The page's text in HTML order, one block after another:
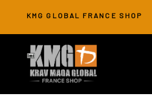
navigation
KMG GLOBAL FRANCE SHOP